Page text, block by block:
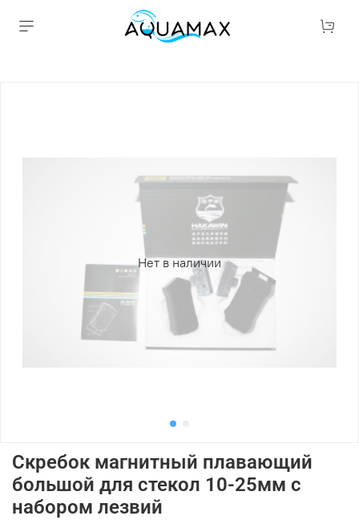
Нет в наличии
Скребок магнитный плавающий
большой для стекол 10-25мм с
набором лезвий